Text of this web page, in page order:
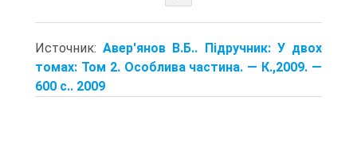
Источник:Авер'янов В.Б.. Підручник: У двох
томах: Том 2. Особлива частина. — К.,2009. —
600 с.. 2009